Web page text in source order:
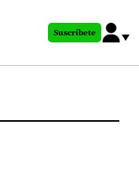
Suscríbete